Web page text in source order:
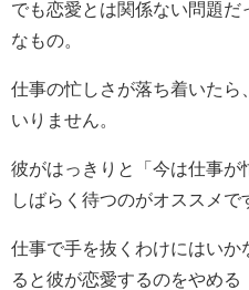
でも恋愛とは関係ない問題
なもの。
仕事の忙しさが落ち着いたら
いりません。
彼がはっきりと「今は仕事が
しばらく待つのがオススメで
仕事で手を抜くわけにはいか
ると彼が恋愛するのをやめる